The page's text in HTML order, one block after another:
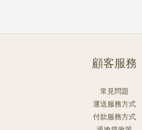
顧客服務
常見問題
運送服務方式
付款服務方式